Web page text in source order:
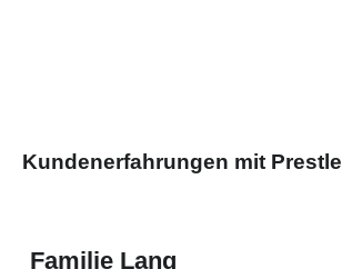
Kundenerfahrungen mit Prestle
Familie Lang